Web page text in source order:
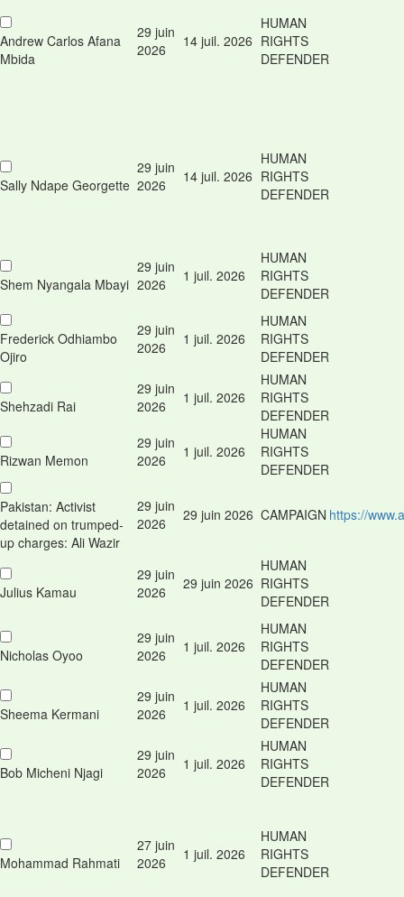
Andrew Carlos Afana
Mbida
29 juin
2026
14 juil. 2026
HUMAN
RIGHTS
DEFENDER
Sally Ndape Georgette
29 juin
2026
14 juil. 2026
HUMAN
RIGHTS
DEFENDER
Shem Nyangala Mbayi
29 juin
2026
1 juil. 2026
HUMAN
RIGHTS
DEFENDER
Frederick Odhiambo
Ojiro
29 juin
2026
1 juil. 2026
HUMAN
RIGHTS
DEFENDER
Shehzadi Rai
29 juin
2026
1 juil. 2026
HUMAN
RIGHTS
DEFENDER
Rizwan Memon
29 juin
2026
1 juil. 2026
HUMAN
RIGHTS
DEFENDER
Pakistan: Activist
detained on trumped-
up charges: Ali Wazir
29 juin
2026
29 juin 2026 CAMPAIGN https://
Julius Kamau
29 juin
2026
29 juin 2026
HUMAN
RIGHTS
DEFENDER
Nicholas Oyoo
29 juin
2026
1 juil. 2026
HUMAN
RIGHTS
DEFENDER
Sheema Kermani
29 juin
2026
1 juil. 2026
HUMAN
RIGHTS
DEFENDER
Bob Micheni Njagi
29 juin
2026
1 juil. 2026
HUMAN
RIGHTS
DEFENDER
Mohammad Rahmati
27 juin
2026
1 juil. 2026
HUMAN
RIGHTS
DEFENDER